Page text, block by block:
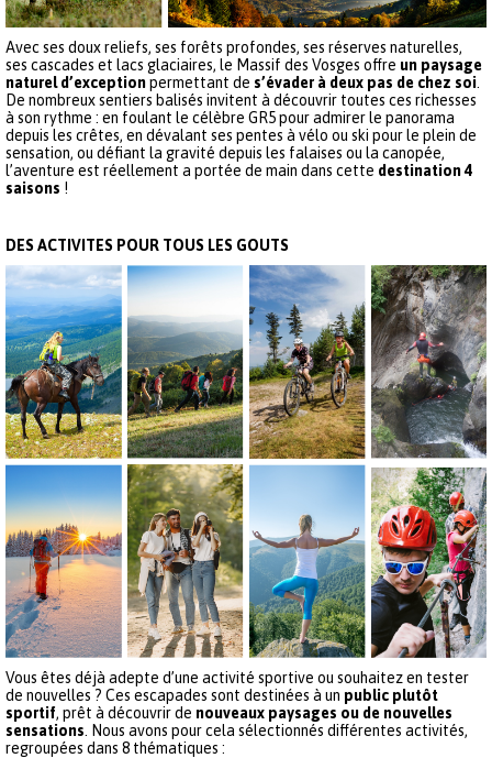
Avec ses doux reliefs, ses forêts profondes, ses réserves naturelles,
ses cascades et lacs glaciaires, le Massif des Vosges offre un paysage
naturel d’exceptionpermettant de s’évader à deux pas de chez soi.
De nombreux sentiers balisés invitent à découvrir toutes ces richesses
à son rythme : en foulant le célèbre GR5 pour admirer le panorama
depuis les crêtes, en dévalant ses pentes à vélo ou ski pour le plein de
sensation, ou défiant la gravité depuis les falaises ou la canopée,
l’aventure est réellement a portée de main dans cette destination 4
saisons !
DES ACTIVITES POUR TOUS LES GOUTS
Vous êtes déjà adepte d’une activité sportive ou souhaitez en tester
de nouvelles ? Ces escapades sont destinées à un public plutôt
sportif, prêt à découvrir de nouveaux paysages ou de nouvelles
sensations . Nous avons pour cela sélectionnés différentes activités,
regroupées dans 8 thématiques :